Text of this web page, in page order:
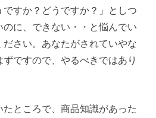
すか？どうですか？」としつ
に、できない・・と悩んでい
さい。あなたがされていやな
ですので、やるべきではあり
たところで、商品知識があった